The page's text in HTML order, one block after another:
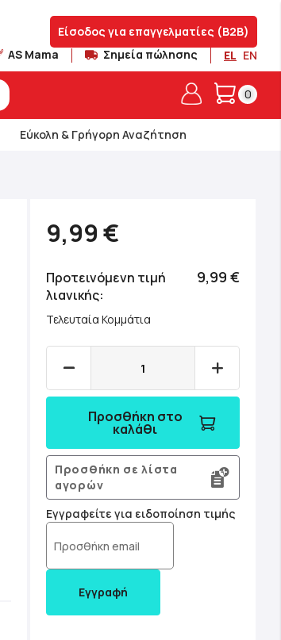
Είσοδος για επαγγελματίες (B2B)
AS Mama Σημεία πώλησης EL EN
Το
0
Εύκολη & Γρήγορη Αναζήτηση
9,99 €
Προτεινόμενη τιμή
λιανικής
9,99 €
Τελευταία Κομμάτια
Προσθήκη στο
καλάθι
Προσθήκη σε λίστα
αγορών
Εγγραφείτε για ειδοποίηση τιμής
Εγγραφή